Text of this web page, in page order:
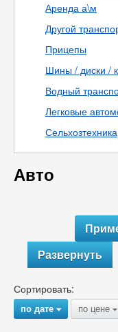
Аренда а\м
Другой
Прицепы
Шины / диски /
Водный
Легковые
Сельхозтехника
Авто
Развернуть
Сортировать:
по дате{ по цене {